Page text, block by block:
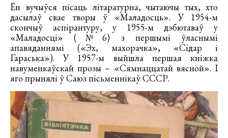
Ён вучыўся пісаць літаратурна, чытаючы тых, хто
дасылаў свае творы ў «Маладосць». У 1954-м
скончыў аспірантуру, у 1955-м дэбютаваў у
«Маладосці» (№6) з першымі ўласнымі
апавяданнямі («Эх, махорачка», «Сідар і
Гараська»). У 1957-м выйшла першая кніжка
навуменкаўскай прозы – «Сямнаццатай вясной». І
яго прынялі ў Саюз пісьменнікаў СССР.